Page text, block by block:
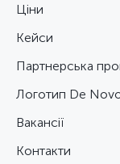
Ціни
Кейси
Партнерська
Логотип De
Вакансії
Контакти